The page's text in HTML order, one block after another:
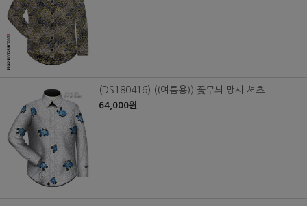
(DS180416) ((여름용)) 꽃무늬 망사 셔츠
64,000원